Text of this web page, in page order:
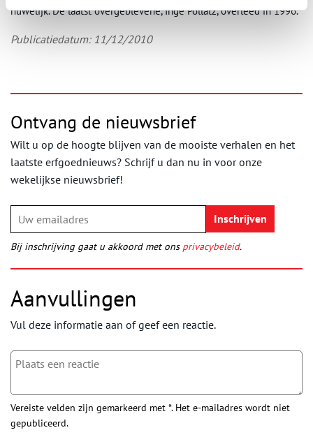
huwelijk. De laatst overgeblevene, Inge Pollatz, overleed in 1996.
Publicatiedatum: 11/12/2010
Ontvang de nieuwsbrief
Wilt u op de hoogte blijven van de mooiste verhalen en het
laatste erfgoednieuws? Schrijf u dan nu in voor onze
wekelijkse nieuwsbrief!
Bij inschrijving gaat u akkoord met ons privacybeleid.
Aanvullingen
Vul deze informatie aan of geef een reactie.
Vereiste velden zijn gemarkeerd met *. Het e-mailadres wordt niet
gepubliceerd.